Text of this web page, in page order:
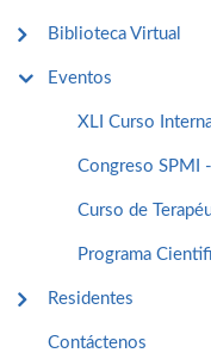
Biblioteca Virtual
Eventos
XLI Curso
Congreso SPMI
Curso de
Programa
Residentes
Contáctenos